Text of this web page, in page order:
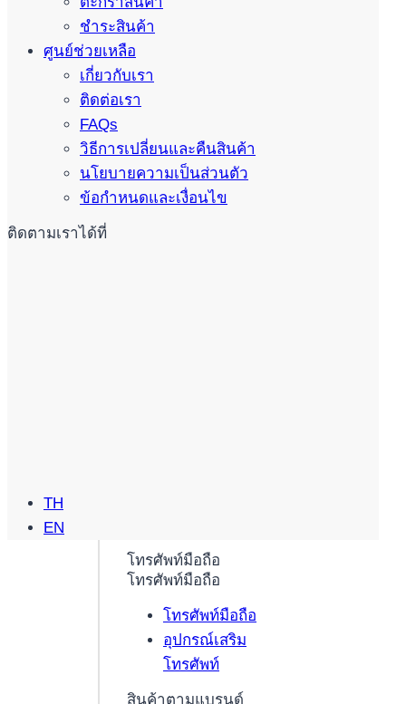
โทรศัพท์มือถือ
โทรศัพท์มือถือ
โทรศัพท์มือถือ
อุปกรณ์เสริม
โทรศัพท์
สินค้าตามแบรนด์
ชำระสินค้า
ศูนย์ช่วยเหลือ
เกี่ยวกับเรา
ติดต่อเรา
FAQs
วิธีการเปลี่ยนและคืนสินค้า
นโยบายความเป็นส่วนตัว
ข้อกำหนดและเงื่อนไข
ติดตามเราได้ที่
TH
EN